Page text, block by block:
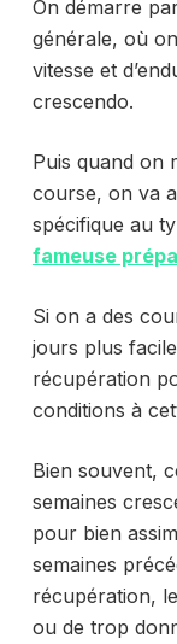
On démarre
générale, où
vitesse et
crescendo.
Puis quand on
course, on va
spécifique au
fameuse
Si on a des
jours plus
récupération
conditions à
Bien souvent,
semaines
pour bien
semaines
récupération,
ou de trop